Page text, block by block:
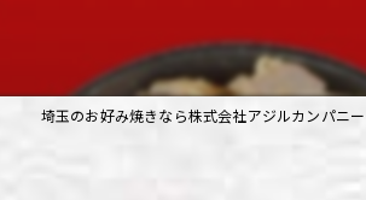
埼玉のお好み焼きなら株式会社アジルカンパニー